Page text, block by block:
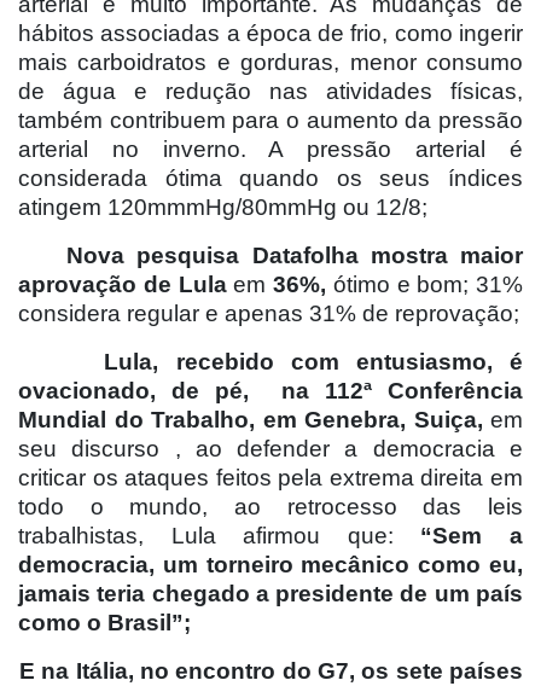
hábitos associadas a época de frio, como ingerir
mais carboidratos e gorduras, menor consumo
de água e redução nas atividades físicas,
também contribuem para o aumento da pressão
arterial no inverno. A pressão arterial é
considerada ótima quando os seus índices
atingem 120mmmHg/80mmHg ou 12/8;
Nova pesquisa Datafolha mostra maior
aprovação de Lulaem 36%, ótimo e bom; 31%
considera regular e apenas 31% de reprovação;
Lula, recebido com entusiasmo, é
ovacionado, de pé,
na 112ª Conferência
Mundial do Trabalho, em Genebra, Suiça, em
seu discurso , ao defender a democracia e
criticar os ataques feitos pela extrema direita em
todo o mundo, ao retrocesso das leis
trabalhistas, Lula afirmou que: “Sem a
democracia, um torneiro mecânico como eu,
jamais teria chegado a presidente de um país
como o Brasil”;
E na Itália, no encontro do G7, os sete países